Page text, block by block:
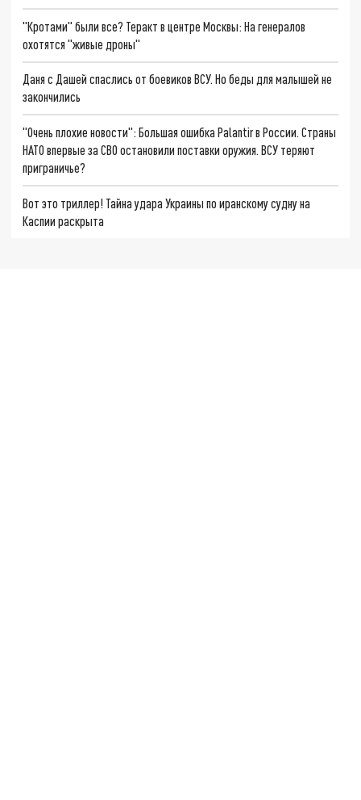
"Кротами" были все? Теракт в центре Москвы: На генералов
охотятся "живые дроны"
Даня с Дашей спаслись от боевиков ВСУ. Но беды для малышей не
закончились
"Очень плохие новости": Большая ошибка Palantir в России. Страны
НАТО впервые за СВО остановили поставки оружия. ВСУ теряют
приграничье?
Вот это триллер! Тайна удара Украины по иранскому судну на
Каспии раскрыта